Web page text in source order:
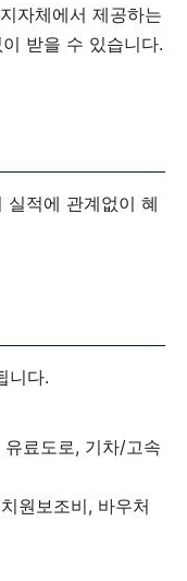
자체에서 제공하는
받을 수 있습니다.
적에 관계없이 혜
니다.
료도로, 기차/고속
원보조비, 바우처